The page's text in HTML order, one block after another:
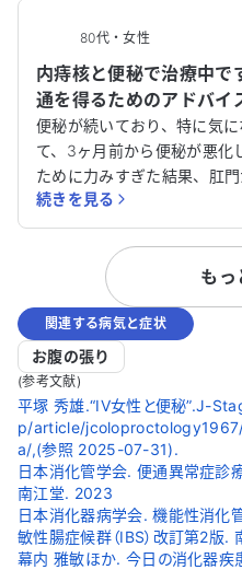
80代・女性
内痔核と便秘で治療中で
通を得るためのアドバイ
ください。
便秘が続いており、特に気
て、3ヶ月前から便秘が悪化
ために力みすぎた結果、肛
しまいました。驚いて肛門科
ころ、内痔核と診断されま
胃と大腸の内視鏡検査を受
常は見つかりませんでした。 便秘がさ
に悪化し、さまざまな薬を試
善されません。便秘薬を服用
便になり、自然な便が出なく
ました。その結果、体調も徐
食事も思うように摂れません。 本当
ぼ痔なのでしょうか。また
るようにするためにはどうす
しょうか。アドバイスをい
ります。どうかよろしくお願
す。
続きを見る
もっ
関連する病気と症状
お腹の張り
(参考文献)
平塚 秀雄.“IV女性と便秘”.J-
p/article/
a/,(参照 2025-07-31).
日本消化管学会. 便通異常症診
南江堂. 2023
日本消化器病学会. 機能性消化
敏性腸症候群（IBS）改訂第2版.
幕内 雅敏ほか. 今日の消化器